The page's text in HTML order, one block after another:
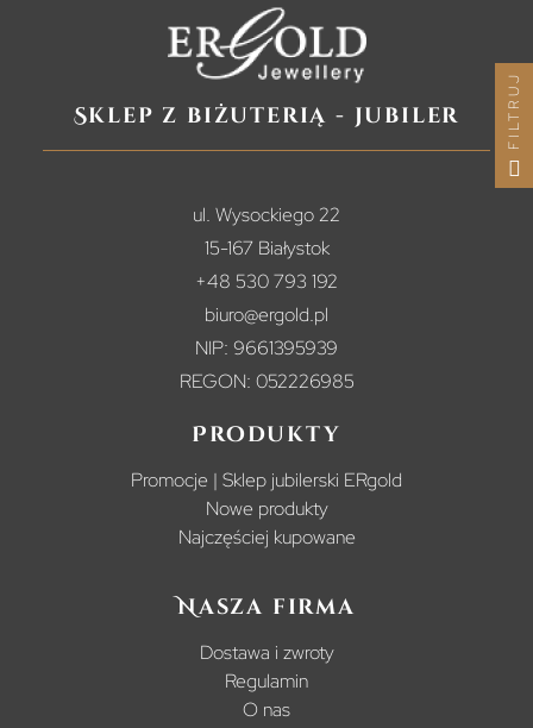
Sklep z biżuterią - jubiler
ul. Wysockiego 22
15-167 Białystok
+48 530 793 192
biuro@ergold.pl
NIP: 9661395939
REGON: 052226985
Produkty
Promocje | Sklep jubilerski ERgold
Nowe produkty
Najczęściej kupowane
Nasza firma
Dostawa i zwroty
Regulamin
O nas
FILTRUJ